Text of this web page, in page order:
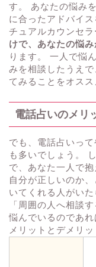
す。 あなたの悩み
に合ったアドバイ
チュアルカウンセラ
けで、あなたの悩
ります。 一人で悩
みを相談したうえ
てみることをオスス
電話占いのメリ
でも、電話占いっ
も多いでしょう。
で、あなた一人で
自分が正しいのか
いてくれる人がい
「周囲の人へ相談
悩んでいるのであ
メリットとデメリ